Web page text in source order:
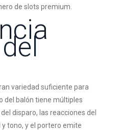
de slots premium.
variedad suficiente para
del balón tiene múltiples
disparo, las reacciones del
tono, y el portero emite